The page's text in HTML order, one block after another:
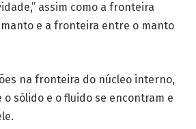
assim como a fronteira
e a fronteira entre o manto
na fronteira do núcleo interno,
o sólido e o fluido se encontram e